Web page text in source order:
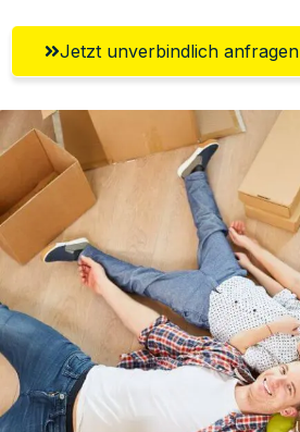
Jetzt unverbindlich anfragen